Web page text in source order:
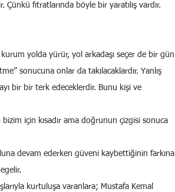
fıtratlarında böyle bir yaratılış vardır.
yolda yürür, yol arkadaşı seçer de bir gün
sonucuna onlar da takılacaklardır. Yanlış
bir bir terk edeceklerdir. Bunu kişi ve
için kısadır ama doğrunun çizgisi sonuca
devam ederken güveni kaybettiğinin farkına
kurtuluşa varanlara; Mustafa Kemal